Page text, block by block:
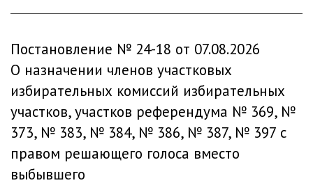
Постановление № 24-18 от 07.08.2026
О назначении членов участковых
избирательных комиссий избирательных
участков, участков референдума № 369, №
373, № 383, № 384, № 386, № 387, № 397 с
правом решающего голоса вместо
выбывшего